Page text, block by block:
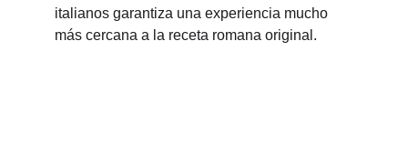
italianos garantiza una experiencia mucho
más cercana a la receta romana original.